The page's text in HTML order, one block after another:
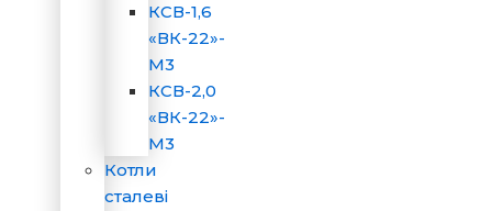
КСВ-1,6
«ВК-22»-
М3
КСВ-2,0
«ВК-22»-
М3
Котли
сталеві